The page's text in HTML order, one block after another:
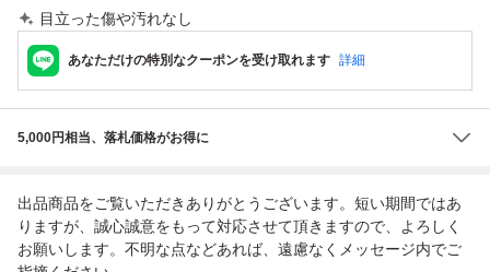
目立った傷や汚れなし
あなただけの特別なクーポンを受け取れます 詳細
5,000円相当、落札価格がお得に
出品商品をご覧いただきありがとうございます。短い期間ではあ
りますが、誠心誠意をもって対応させて頂きますので、よろしく
お願いします。不明な点などあれば、遠慮なくメッセージ内でご